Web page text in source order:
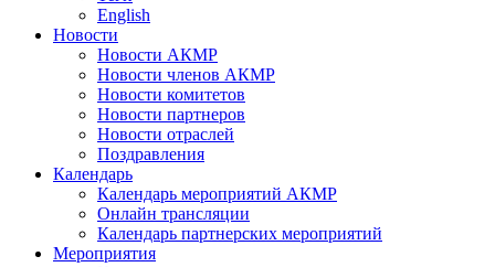
English
Новости
Новости АКМР
Новости членов АКМР
Новости комитетов
Новости партнеров
Новости отраслей
Поздравления
Календарь
Календарь мероприятий АКМР
Онлайн трансляции
Календарь партнерских мероприятий
Мероприятия